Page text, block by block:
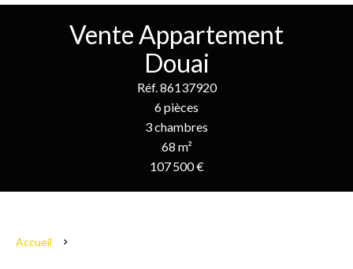
Vente Appartement
Douai
Réf. 86137920
6 pièces
3 chambres
68 m²
107 500 €
Accueil